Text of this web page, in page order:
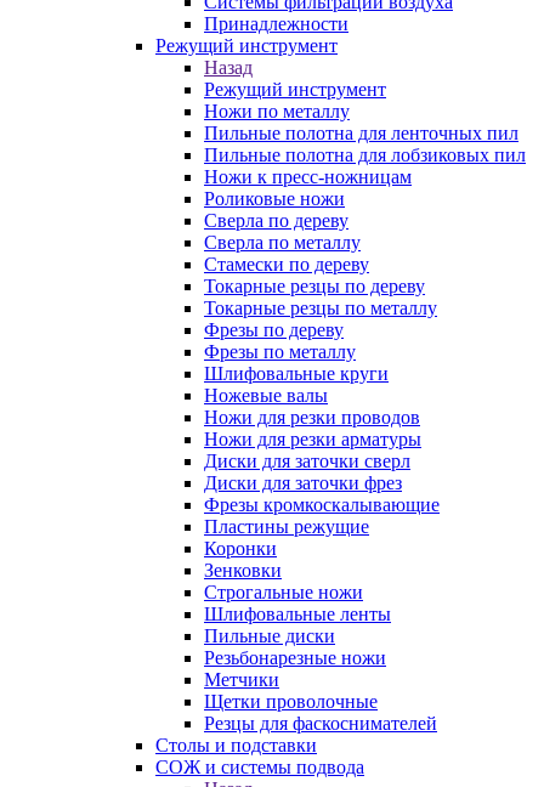
Принадлежности
Режущий инструмент
Назад
Режущий инструмент
Ножи по металлу
Пильные полотна для ленточных пил
Пильные полотна для лобзиковых пил
Ножи к пресс-ножницам
Роликовые ножи
Сверла по дереву
Сверла по металлу
Стамески по дереву
Токарные резцы по дереву
Токарные резцы по металлу
Фрезы по дереву
Фрезы по металлу
Шлифовальные круги
Ножевые валы
Ножи для резки проводов
Ножи для резки арматуры
Диски для заточки сверл
Диски для заточки фрез
Фрезы кромкоскалывающие
Пластины режущие
Коронки
Зенковки
Строгальные ножи
Шлифовальные ленты
Пильные диски
Резьбонарезные ножи
Метчики
Щетки проволочные
Резцы для фаскоснимателей
Столы и подставки
СОЖ и системы подвода